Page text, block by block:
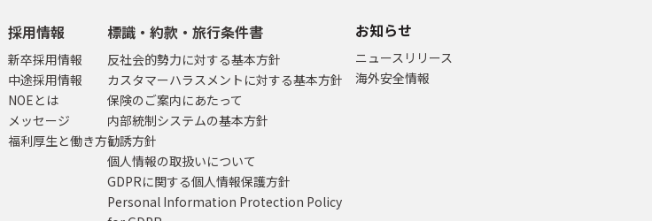
採用情報
新卒採用情報
中途採用情報
NOEとは
メッセージ
福利厚生と働き方
標識・約款・旅行条件書
反社会的勢力に対する基本方針
カスタマーハラスメントに対する基本方針
保険のご案内にあたって
内部統制システムの基本方針
勧誘方針
個人情報の取扱いについて
GDPRに関する個人情報保護方針
Personal Information Protection Policy
お知らせ
ニュースリリース
海外安全情報